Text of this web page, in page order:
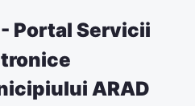
Portal Servicii
ARAD